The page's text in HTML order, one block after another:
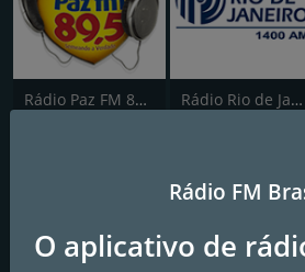
Rádio Paz FM 89.5 Rádio Rio de Janeiro 1400 AM
AdoradoresRádio FM
O aplicativo de